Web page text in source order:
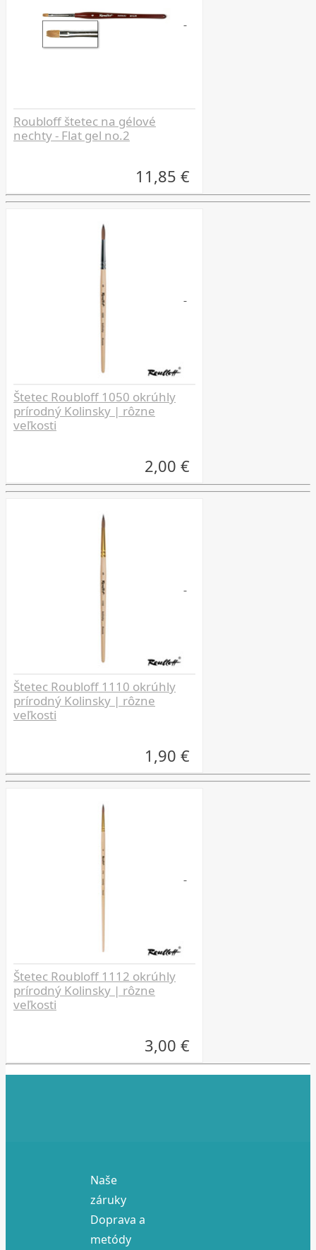
Roubloff štetec na gélové
nechty - Flat gel no.2
11,85 €
Štetec Roubloff 1050 okrúhly
prírodný Kolinsky | rôzne
veľkosti
2,00 €
Štetec Roubloff 1110 okrúhly
prírodný Kolinsky | rôzne
veľkosti
1,90 €
Štetec Roubloff 1112 okrúhly
prírodný Kolinsky | rôzne
veľkosti
3,00 €
Naše
záruky
Doprava a
metódy